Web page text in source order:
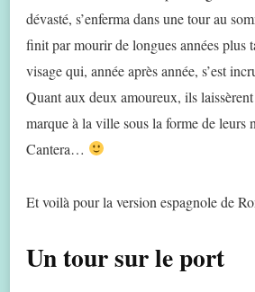
dévasté, s’enferma dans une tour au
finit par mourir de longues années plus
visage qui, année après année, s’est
Quant aux deux amoureux, ils
marque à la ville sous la forme de leurs
Cantera…
Et voilà pour la version espagnole de
Un tour sur le port